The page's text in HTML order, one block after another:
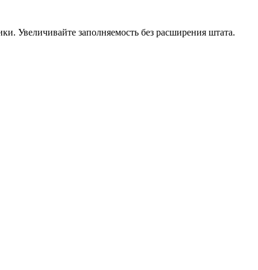
Увеличивайте заполняемость без расширения штата.